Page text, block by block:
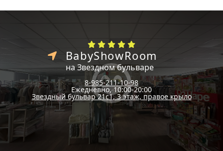
BabyShowRoom
на Звездном бульваре
8-985-211-10-98
Ежедневно, 10:00-20:00
Звездный бульвар 21с1, 3 этаж, правое крыло